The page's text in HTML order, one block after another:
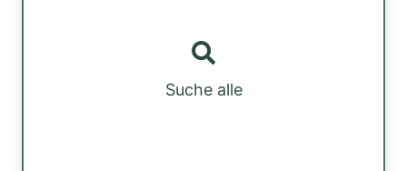
Suche alle